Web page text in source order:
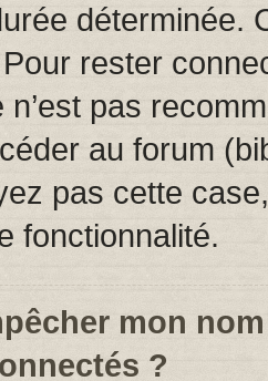
déterminée.
rester
n’est pas
au forum
pas cette
fonctionnalité.
mon
?